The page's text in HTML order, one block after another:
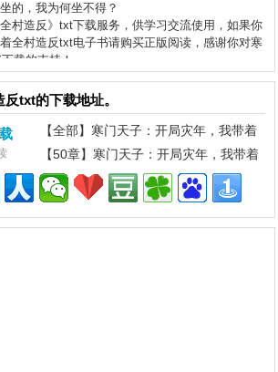
的，我为何坐不得？
村造反》txt下载服务，供学习交流使用，如果你
全村造反txt电子书请购买正版阅读，感谢你对寒
载的支持！
txt的下载地址。
【全部】寒门天子：开局灾年，我带着
全村造反txt下载（手机）
【50章】寒门天子：开局灾年，我带着
全村造反txt下载（手机）